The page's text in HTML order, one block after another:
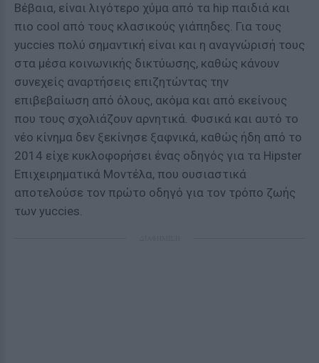
Βέβαια, είναι λιγότερο χύμα από τα hip παιδιά και
πιο cool από τους κλασικούς γιάπηδες. Για τους
yuccies πολύ σημαντική είναι και η αναγνώρισή τους
στα μέσα κοινωνικής δικτύωσης, καθώς κάνουν
συνεχείς αναρτήσεις επιζητώντας την
επιβεβαίωση από όλους, ακόμα και από εκείνους
που τους σχολιάζουν αρνητικά. Φυσικά και αυτό το
νέο κίνημα δεν ξεκίνησε ξαφνικά, καθώς ήδη από το
2014 είχε κυκλοφορήσει ένας οδηγός για τα Hipster
Επιχειρηματικά Μοντέλα, που ουσιαστικά
αποτελούσε τον πρώτο οδηγό για τον τρόπο ζωής
των yuccies.